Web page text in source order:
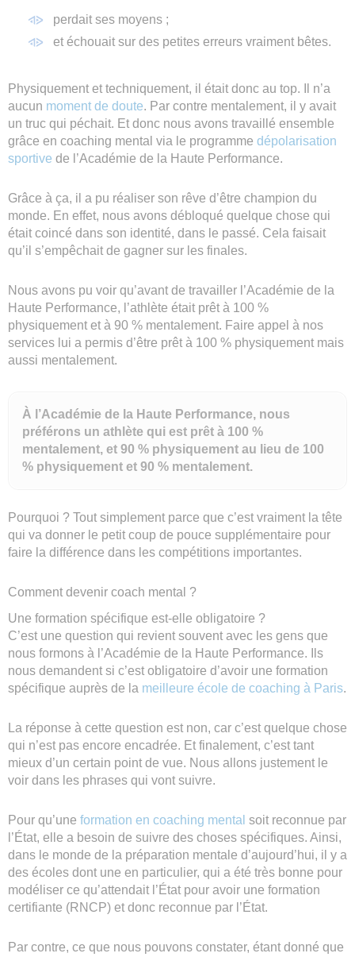
perdait ses moyens ;
et échouait sur des petites erreurs vraiment bêtes.
Physiquement et techniquement, il était donc au top. Il n’a
aucun moment de doute. Par contre mentalement, il y avait
un truc qui péchait. Et donc nous avons travaillé ensemble
grâce en coaching mental via le programme dépolarisation
sportive de l’Académie de la Haute Performance.
Grâce à ça, il a pu réaliser son rêve d’être champion du
monde. En effet, nous avons débloqué quelque chose qui
était coincé dans son identité, dans le passé. Cela faisait
qu’il s’empêchait de gagner sur les finales.
Nous avons pu voir qu’avant de travailler l’Académie de la
Haute Performance, l’athlète était prêt à 100 %
physiquement et à 90 % mentalement. Faire appel à nos
services lui a permis d’être prêt à 100 % physiquement mais
aussi mentalement.
À l’Académie de la Haute Performance, nous
préférons un athlète qui est prêt à 100 %
mentalement, et 90 % physiquement au lieu de 100
% physiquement et 90 % mentalement.
Pourquoi ? Tout simplement parce que c’est vraiment la tête
qui va donner le petit coup de pouce supplémentaire pour
faire la différence dans les compétitions importantes.
Comment devenir coach mental ?
Une formation spécifique est-elle obligatoire ?
C’est une question qui revient souvent avec les gens que
nous formons à l’Académie de la Haute Performance. Ils
nous demandent si c’est obligatoire d’avoir une formation
spécifique auprès de la meilleure école de coaching à Paris.
La réponse à cette question est non, car c’est quelque chose
qui n’est pas encore encadrée. Et finalement, c’est tant
mieux d’un certain point de vue. Nous allons justement le
voir dans les phrases qui vont suivre.
Pour qu’une formation en coaching mental soit reconnue par
l’État, elle a besoin de suivre des choses spécifiques. Ainsi,
dans le monde de la préparation mentale d’aujourd’hui, il y a
des écoles dont une en particulier, qui a été très bonne pour
modéliser ce qu’attendait l’État pour avoir une formation
certifiante (RNCP) et donc reconnue par l’État.
Par contre, ce que nous pouvons constater, étant donné que